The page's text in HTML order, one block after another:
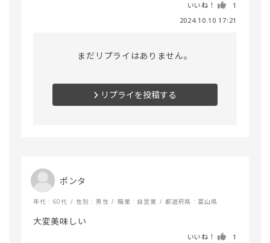
いいね！
1
2024.10.10 17:21
まだリプライはありません。
リプライを投稿する
ポンタ
年代 : 60代 性別 : 男性 職業 : 自営業 都道府県 : 富山県
大変美味しい
いいね！ 1